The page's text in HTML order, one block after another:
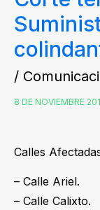
/
8 DE NOVIEMBRE
Calles
– Calle Ariel.
– Calle Calixto.